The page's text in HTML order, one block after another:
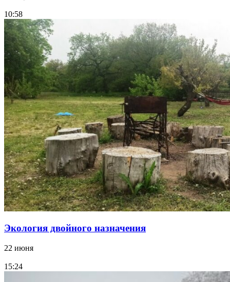
10:58
Экология двойного назначения
22 июня
15:24